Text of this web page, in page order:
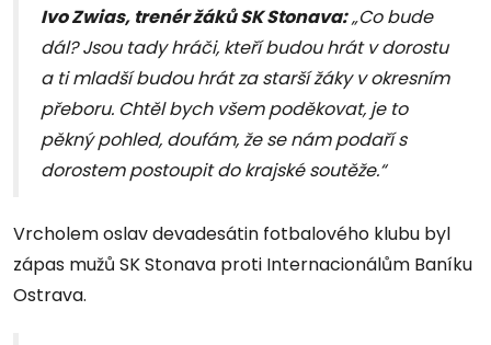
Ivo Zwias, trenér žáků SK Stonava:„Co bude
dál? Jsou tady hráči, kteří budou hrát v dorostu
a ti mladší budou hrát za starší žáky v okresním
přeboru. Chtěl bych všem poděkovat, je to
pěkný pohled, doufám, že se nám podaří s
dorostem postoupit do krajské soutěže.“
Vrcholem oslav devadesátin fotbalového klubu byl
zápas mužů SK Stonava proti Internacionálům Baníku
Ostrava.